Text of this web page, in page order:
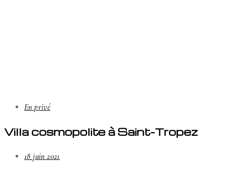
En privé
Villa cosmopolite à Saint-Tropez
18 juin 2021